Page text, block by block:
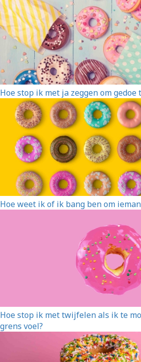
Hoe stop ik met ja zeggen om gedoe
Hoe weet ik of ik bang ben om
Hoe stop ik met twijfelen als ik te
grens voel?